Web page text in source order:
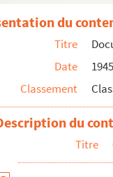
du
Titre
Date
Classement
du
Titre